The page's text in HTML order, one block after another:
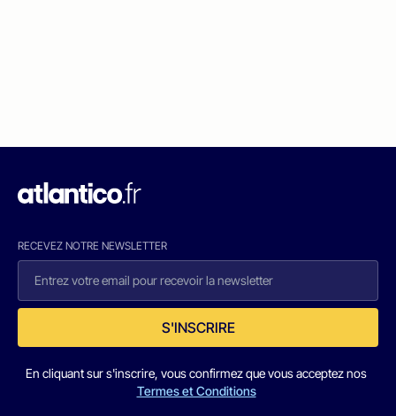
RECEVEZ NOTRE NEWSLETTER
S'INSCRIRE
En cliquant sur s'inscrire, vous confirmez que vous acceptez nos
Termes et Conditions